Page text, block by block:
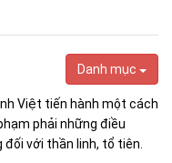
Danh mục
Việt tiến hành một cách
phải những điều
đối với thần linh, tổ tiên.